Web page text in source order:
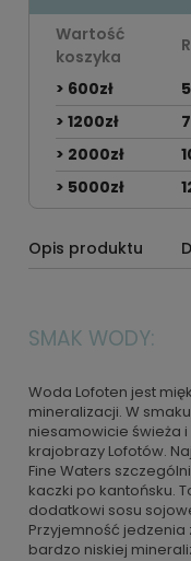
Wartość
koszyka
> 600zł
> 1200zł
> 2000zł
> 5000zł
Opis produktu
SMAK WODY:
Woda Lofoten jest
mineralizacji. W
niesamowicie świeża i
krajobrazy Lofotów.
Fine Waters
kaczki po kantońsku.
dodatkowi sosu
Przyjemność
bardzo niskiej